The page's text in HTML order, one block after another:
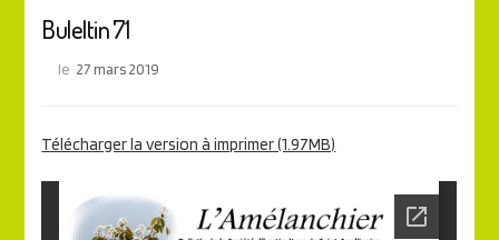
Buleltin 71
le 27 mars 2019
Télécharger la version à imprimer (1.97MB)